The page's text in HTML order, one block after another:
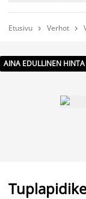
Etusivu  Verhot 
AINA EDULLINEN HINTA